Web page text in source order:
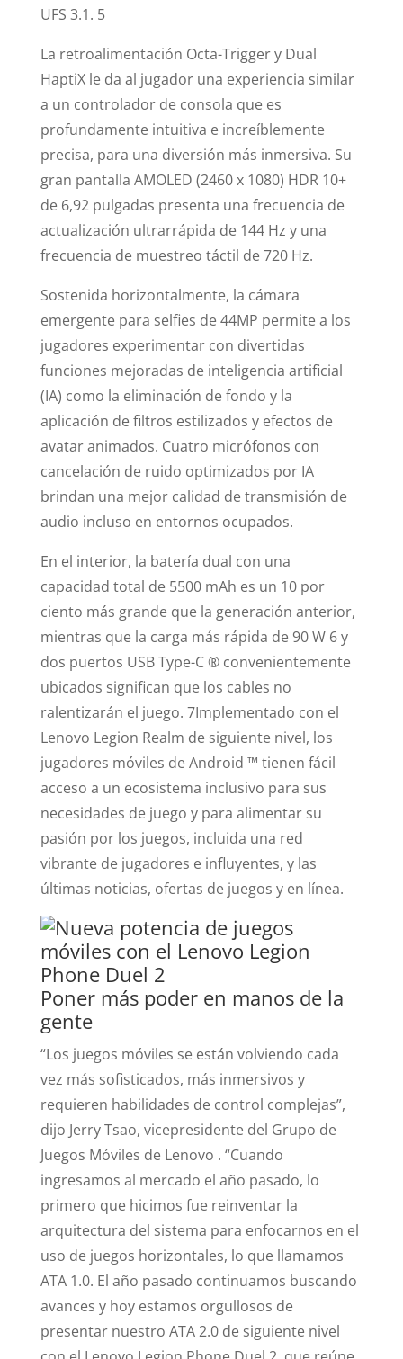
UFS 3.1. 5
La retroalimentación Octa-Trigger y Dual
HaptiX le da al jugador una experiencia similar
a un controlador de consola que es
profundamente intuitiva e increíblemente
precisa, para una diversión más inmersiva. Su
gran pantalla AMOLED (2460 x 1080) HDR 10+
de 6,92 pulgadas presenta una frecuencia de
actualización ultrarrápida de 144 Hz y una
frecuencia de muestreo táctil de 720 Hz.
Sostenida horizontalmente, la cámara
emergente para selfies de 44MP permite a los
jugadores experimentar con divertidas
funciones mejoradas de inteligencia artificial
(IA) como la eliminación de fondo y la
aplicación de filtros estilizados y efectos de
avatar animados. Cuatro micrófonos con
cancelación de ruido optimizados por IA
brindan una mejor calidad de transmisión de
audio incluso en entornos ocupados.
En el interior, la batería dual con una
capacidad total de 5500 mAh es un 10 por
ciento más grande que la generación anterior,
mientras que la carga más rápida de 90 W 6 y
dos puertos USB Type-C ® convenientemente
ubicados significan que los cables no
ralentizarán el juego. 7Implementado con el
Lenovo Legion Realm de siguiente nivel, los
jugadores móviles de Android ™ tienen fácil
acceso a un ecosistema inclusivo para sus
necesidades de juego y para alimentar su
pasión por los juegos, incluida una red
vibrante de jugadores e influyentes, y las
últimas noticias, ofertas de juegos y en línea.
Poner más poder en manos de la
gente
“Los juegos móviles se están volviendo cada
vez más sofisticados, más inmersivos y
requieren habilidades de control complejas”,
dijo Jerry Tsao, vicepresidente del Grupo de
Juegos Móviles de Lenovo . “Cuando
ingresamos al mercado el año pasado, lo
primero que hicimos fue reinventar la
arquitectura del sistema para enfocarnos en el
uso de juegos horizontales, lo que llamamos
ATA 1.0. El año pasado continuamos buscando
avances y hoy estamos orgullosos de
presentar nuestro ATA 2.0 de siguiente nivel